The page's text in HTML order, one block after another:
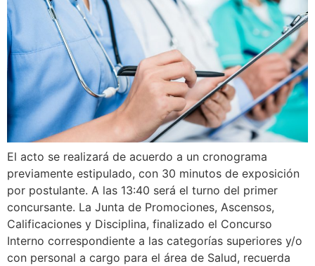
El acto se realizará de acuerdo a un cronograma
previamente estipulado, con 30 minutos de exposición
por postulante. A las 13:40 será el turno del primer
concursante. La Junta de Promociones, Ascensos,
Calificaciones y Disciplina, finalizado el Concurso
Interno correspondiente a las categorías superiores y/o
con personal a cargo para el área de Salud, recuerda